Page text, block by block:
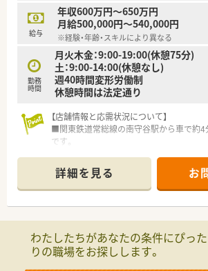
給与
年収600万円～650万円
月給500,000円～540,000円
※経験・年齢・スキルにより異なる
勤務
時間
月火木金：9:00-19:00(休憩75分)
土：9:00-14:00(休憩なし)
週40時間変形労働制
休憩時間は法定通り
【店舗情報と応需状況について】
■関東鉄道常総線の南守谷駅から車で約4
です。
り、1日平均80～100枚です。
■薬剤師は常時2～3名体制を維持し、事務
ています。
■今回は欠員補充のための急募案件であり
据えた幹部候補の募集です。
■薬局経営に強い関心を持ち、自身の成果
詳細を見る お
わたしたちがあなたの条件にぴった
りの職場をお探しします。